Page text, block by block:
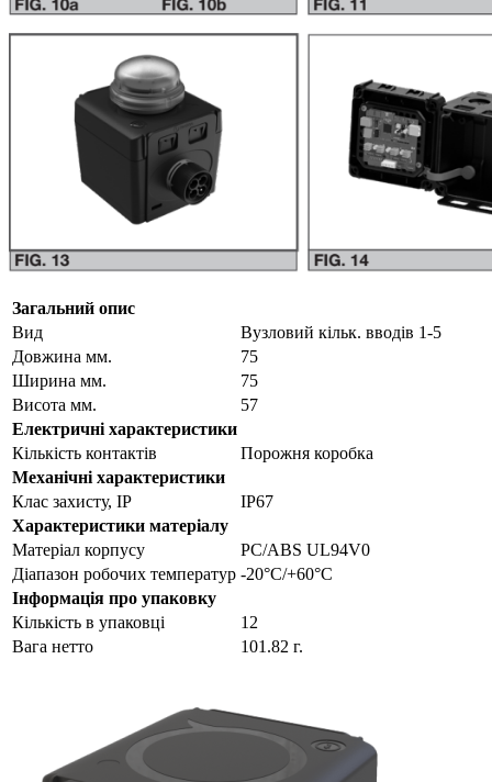
Загальний опис
Вид
Вузловий кільк. вводів 1-5
Довжина мм.
75
Ширина мм.
75
Висота мм.
57
Електричні характеристики
Кількість контактів
Порожня коробка
Механічні характеристики
Клас захисту, IP
IP67
Характеристики матеріалу
Матеріал корпусу
PC/ABS UL94V0
Діапазон робочих температур -20°С/+60°С
Інформація про упаковку
Кількість в упаковці
12
Вага нетто
101.82 г.